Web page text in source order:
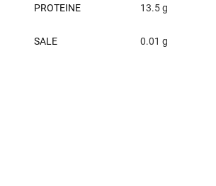
PROTEINE 13.5 g
SALE 0.01 g